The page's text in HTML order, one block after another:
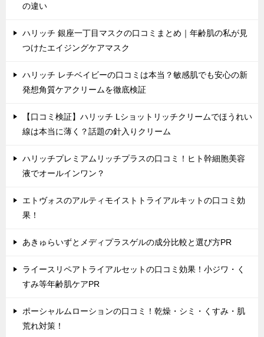
の違い
ハリッチ 銀座一丁目マスクの口コミまとめ｜年齢肌の私が見
つけたエイジングケアマスク
ハリッチ レチベイビーの口コミは本当？敏感肌でも安心の新
発想角質ケアクリームを徹底検証
【口コミ検証】ハリッチ Lショットリッチクリームでほうれい
線は本当に薄く？話題の針入りクリーム
ハリッチプレミアムリッチプラスの口コミ！ヒト幹細胞美容
液でオールインワン？
エトヴォスのアルティモイストトライアルキットの口コミ効
果！
あきゅらいずとメディプラスゲルの成分比較と選び方PR
ライースリペアトライアルセットの口コミ効果！小ジワ・く
すみ等年齢肌ケアPR
ポーシャルムローションの口コミ！乾燥・シミ・くすみ・肌
荒れ対策！